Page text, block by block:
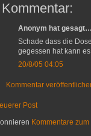
Anonym hat
Schade dass die
gegessen hat kann
20/8/05 04:05
Kommentar
Post
Kommentare